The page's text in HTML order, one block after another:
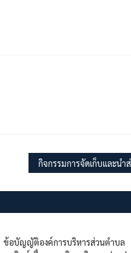
ข้อบัญญัติองค์การบริหารส่วนตำบล